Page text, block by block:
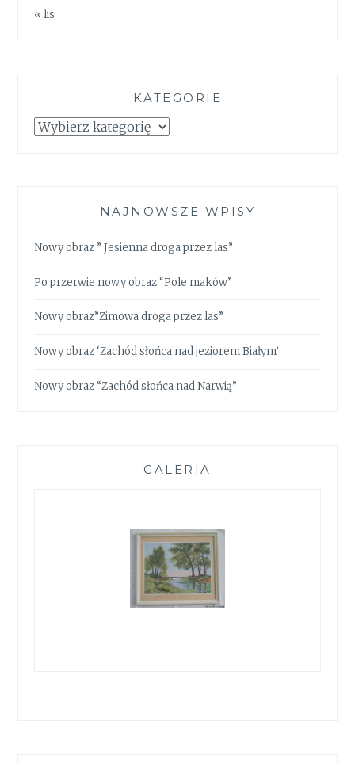
« lis
KATEGORIE
Kategorie
NAJNOWSZE WPISY
Nowy obraz ” Jesienna droga przez las”
Po przerwie nowy obraz “Pole maków”
Nowy obraz”Zimowa droga przez las”
Nowy obraz ‘Zachód słońca nad jeziorem Białym’
Nowy obraz “Zachód słońca nad Narwią”
GALERIA